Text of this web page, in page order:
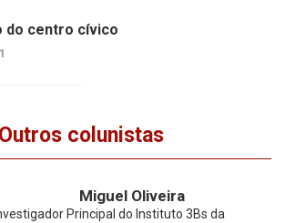
do centro cívico
Outros colunistas
Miguel Oliveira
Principal do Instituto 3Bs da